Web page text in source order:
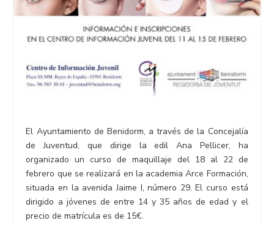
El Ayuntamiento de Benidorm, a través de la Concejalía
de Juventud, que dirige la edil Ana Pellicer, ha
organizado un curso de maquillaje del 18 al 22 de
febrero que se realizará en la academia Arce Formación,
situada en la avenida Jaime I, número 29. El curso está
dirigido a jóvenes de entre 14 y 35 años de edad y el
precio de matrícula es de 15€.